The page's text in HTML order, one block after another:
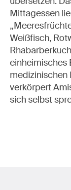
Mittagessen
Weißfisch,
einheimisches
medizinischen
verkörpert
sich selbst